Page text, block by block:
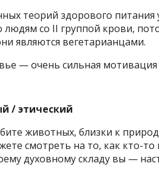
теорий здорового питания
людям со II группой крови,
являются вегетарианцами.
— очень сильная мотивация
/ этический
животных, близки к
смотреть на то, как кто-
духовному складу вы —